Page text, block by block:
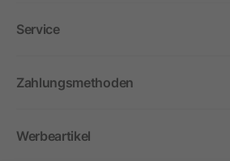
Service
Zahlungsmethoden
Werbeartikel